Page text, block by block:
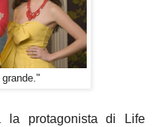
la protagonista di Life